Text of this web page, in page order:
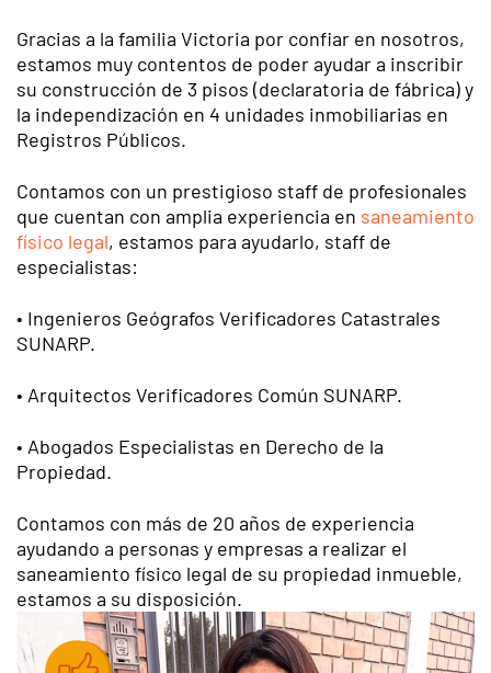
Gracias a la familia Victoria por confiar en nosotros,
estamos muy contentos de poder ayudar a inscribir
su construcción de 3 pisos (declaratoria de fábrica) y
la independización en 4 unidades inmobiliarias en
Registros Públicos.
Contamos con un prestigioso staff de profesionales
que cuentan con amplia experiencia en saneamiento
físico legal, estamos para ayudarlo, staff de
especialistas:
• Ingenieros Geógrafos Verificadores Catastrales
SUNARP.
• Arquitectos Verificadores Común SUNARP.
• Abogados Especialistas en Derecho de la
Propiedad.
Contamos con más de 20 años de experiencia
ayudando a personas y empresas a realizar el
saneamiento físico legal de su propiedad inmueble,
estamos a su disposición.